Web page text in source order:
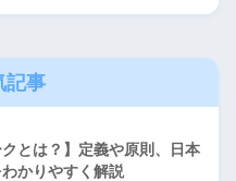
記事
クとは？】定義や原則、日本
かりやすく解説